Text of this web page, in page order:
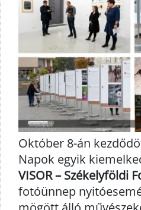
Október 8-án
Napok egyik
VISOR – Székelyföldi
fotóünnep